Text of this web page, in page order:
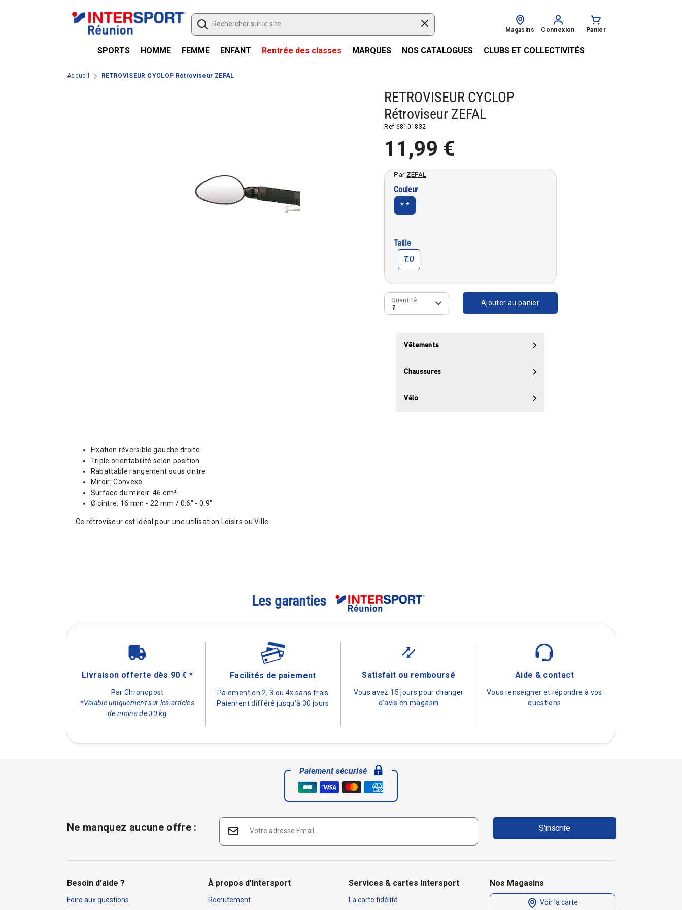
Magasins Connexion Panier
SPORTS HOMME FEMME ENFANT Rentrée des classes MARQUES NOS CATALOGUES CLUBS ET COLLECTIVITÉS
Accueil RETROVISEUR CYCLOP Rétroviseur ZEFAL
RETROVISEUR CYCLOP
Rétroviseur ZEFAL
Ref 68101832
11,99 €
Par ZEFAL
Couleur
* *
Taille
T.U
Quantité
1
Quantité Ajouter au panier
Vêtements
Chaussures
Vélo
Fixation réversible gauche droite
Triple orientabilité selon position
Rabattable rangement sous cintre
Miroir: Convexe
Surface du miroir: 46 cm²
Ø cintre: 16 mm - 22 mm / 0.6" - 0.9"
Ce rétroviseur est idéal pour une utilisation Loisirs ou Ville.
Les garanties
Livraison offerte dès 90 € *
Par Chronopost
*Valable uniquement sur les articles
de moins de 30 kg
Facilités de paiement
Paiement en 2, 3 ou 4x sans frais
Paiement différé jusqu'à 30 jours
Satisfait ou remboursé
Vous avez 15 jours pour changer
d'avis en magasin
Aide & contact
Vous renseigner et répondre à vos
questions
Paiement sécurisé
Ne manquez aucune offre : S'inscrire
Besoin d'aide ?
Foire aux questions
À propos d'Intersport
Recrutement
Services & cartes Intersport
La carte fidélité
Nos Magasins
Voir la carte